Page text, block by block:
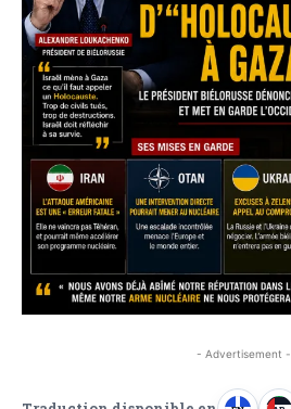
- Advertisement -